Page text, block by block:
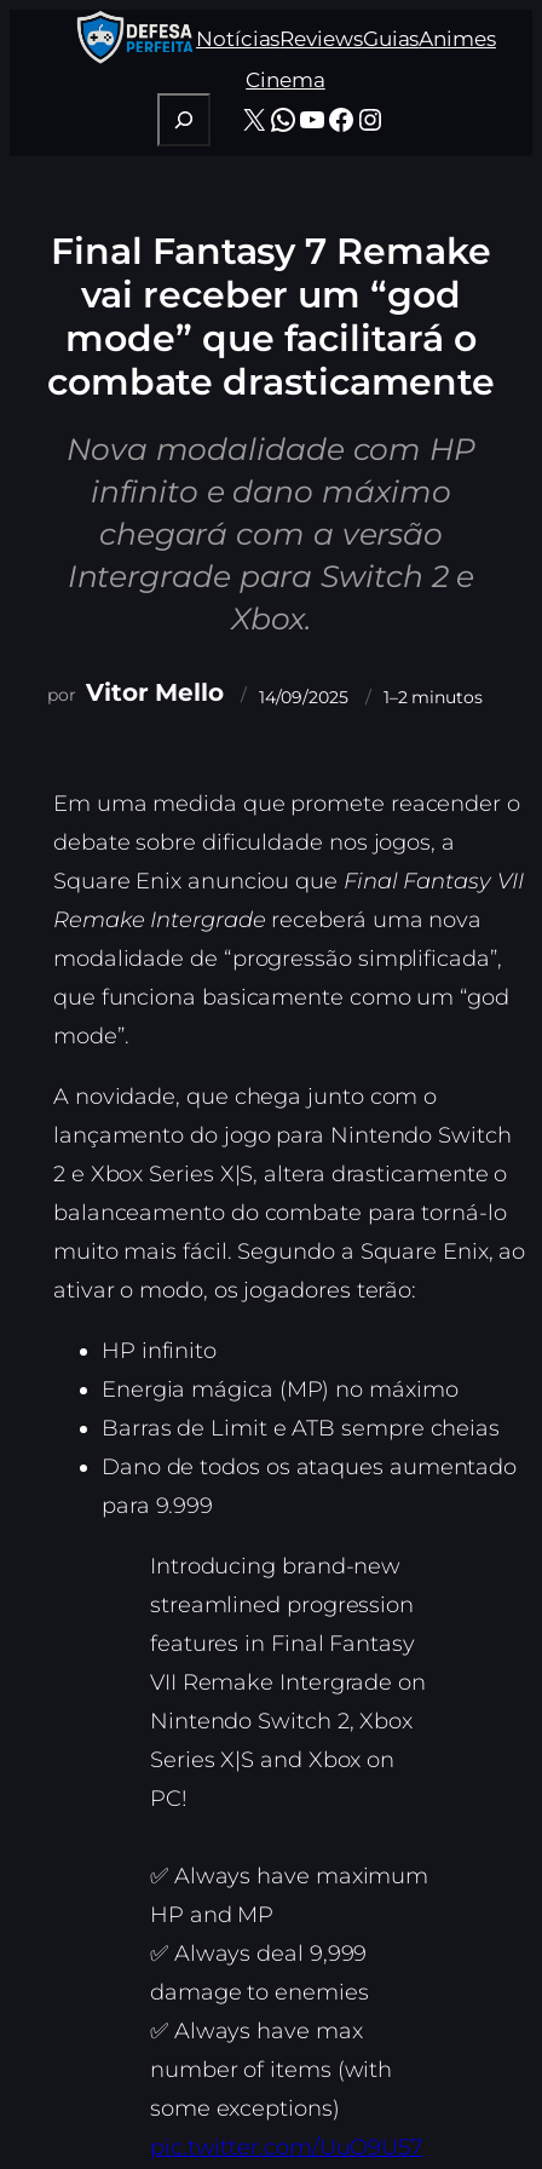
NotíciasReviewsGuiasAnimes
Cinema
Pesquisar
X WhatsApp
Youtube
Facebook
Instagram
Final Fantasy 7 Remake
vai receber um “god
mode” que facilitará o
combate drasticamente
Nova modalidade com HP
infinito e dano máximo
chegará com a versão
Intergrade para Switch 2 e
Xbox.
Vitor Mello 14/09/2025 1–2 minutos
Em uma medida que promete reacender o
debate sobre dificuldade nos jogos, a
Square Enix anunciou que Final Fantasy VII
Remake Intergrade receberá uma nova
modalidade de “progressão simplificada”,
que funciona basicamente como um “god
mode”.
A novidade, que chega junto com o
lançamento do jogo para Nintendo Switch
2 e Xbox Series X|S, altera drasticamente o
balanceamento do combate para torná-lo
muito mais fácil. Segundo a Square Enix, ao
ativar o modo, os jogadores terão:
HP infinito
Energia mágica (MP) no máximo
Barras de Limit e ATB sempre cheias
Dano de todos os ataques aumentado
para 9.999
Introducing brand-new
streamlined progression
features in Final Fantasy
VII Remake Intergrade on
Nintendo Switch 2, Xbox
Series X|S and Xbox on
PC!
✅ Always have maximum
HP and MP
✅ Always deal 9,999
damage to enemies
✅ Always have max
number of items (with
some exceptions)
pic.twitter.com/UuO9U57